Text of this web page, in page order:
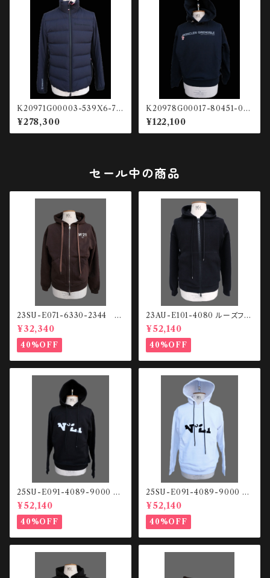
K20971G00003-539X6-74
2 コンビネーションカーディガン
¥278,300
K20978G00017-80451-041
-740 HOODIE
¥122,100
セール中の商品
23SU-E071-6330-2344
スウェットHOODIE
¥32,340
40%OFF
23AU-E101-4080 ルーズフィ
ット ジップアップHOODIE
¥52,140
40%OFF
25SU-E091-4089-9000 Fr
ont logo HOODIE
¥52,140
40%OFF
25SU-E091-4089-9000 Fr
ont logo HOODIE
¥52,140
40%OFF